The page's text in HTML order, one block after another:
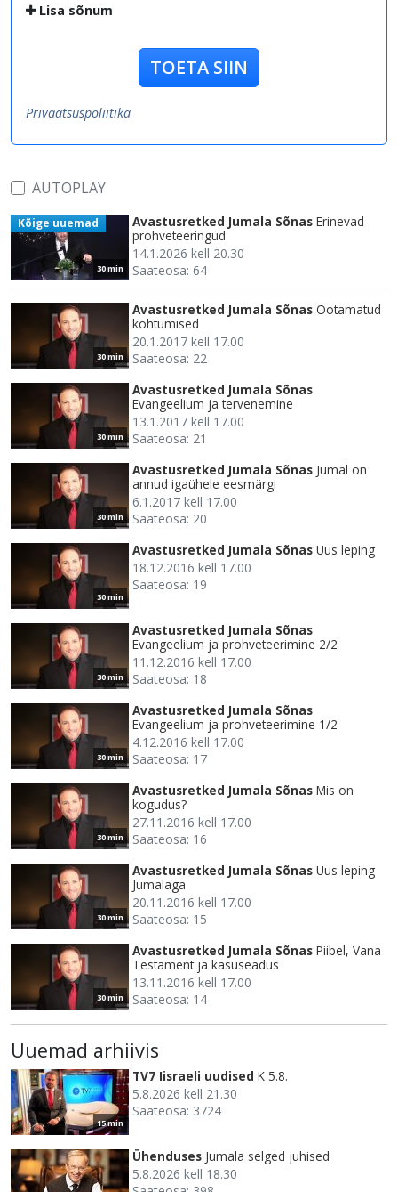
Lisa sõnum
TOETA SIIN
Privaatsuspoliitika
AUTOPLAY
30 min
Kõige uuemad Avastusretked Jumala Sõnas Erinevad
prohveteeringud
14.1.2026 kell 20.30
Saateosa: 64
30 min
Avastusretked Jumala Sõnas Ootamatud
kohtumised
20.1.2017 kell 17.00
Saateosa: 22
30 min
Avastusretked Jumala Sõnas
Evangeelium ja tervenemine
13.1.2017 kell 17.00
Saateosa: 21
30 min
Avastusretked Jumala Sõnas Jumal on
annud igaühele eesmärgi
6.1.2017 kell 17.00
Saateosa: 20
30 min
Avastusretked Jumala Sõnas Uus leping
18.12.2016 kell 17.00
Saateosa: 19
30 min
Avastusretked Jumala Sõnas
Evangeelium ja prohveteerimine 2/2
11.12.2016 kell 17.00
Saateosa: 18
30 min
Avastusretked Jumala Sõnas
Evangeelium ja prohveteerimine 1/2
4.12.2016 kell 17.00
Saateosa: 17
30 min
Avastusretked Jumala Sõnas Mis on
kogudus?
27.11.2016 kell 17.00
Saateosa: 16
30 min
Avastusretked Jumala Sõnas Uus leping
Jumalaga
20.11.2016 kell 17.00
Saateosa: 15
30 min
Avastusretked Jumala Sõnas Piibel, Vana
Testament ja käsuseadus
13.11.2016 kell 17.00
Saateosa: 14
Uuemad arhiivis
15 min
TV7 Iisraeli uudised K 5.8.
5.8.2026 kell 21.30
Saateosa: 3724
Ühenduses Jumala selged juhised
5.8.2026 kell 18.30